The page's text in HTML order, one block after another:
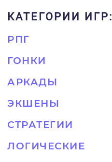
КАТЕГОРИИ ИГР:
РПГ
ГОНКИ
АРКАДЫ
ЭКШЕНЫ
СТРАТЕГИИ
ЛОГИЧЕСКИЕ